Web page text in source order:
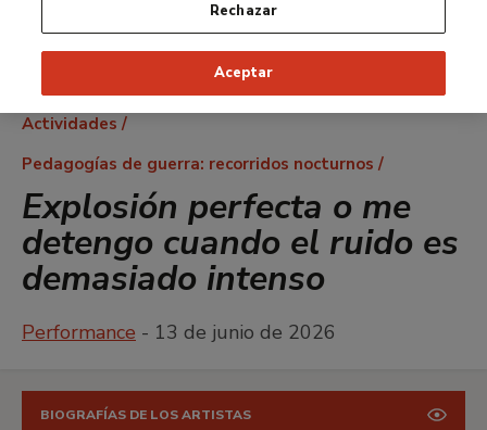
Ruta
de
navegación
Actividades
Pedagogías de guerra: recorridos nocturnos
Explosión perfecta o me
detengo cuando el ruido es
demasiado intenso
Performance - 13 de junio de 2026
BIOGRAFÍAS DE LOS ARTISTAS
Rechazar
Aceptar